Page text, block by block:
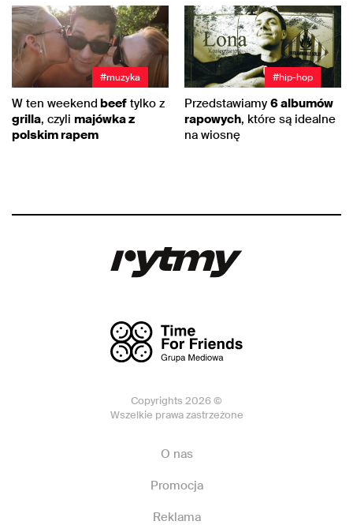
#muzyka
W ten weekend beef tylko z
grilla, czyli majówka z
polskim rapem
#hip-hop
Przedstawiamy 6 albumów
rapowych, które są idealne
na wiosnę
Copyrights 2026 ©
Wszelkie prawa zastrzeżone
O nas
Promocja
Reklama